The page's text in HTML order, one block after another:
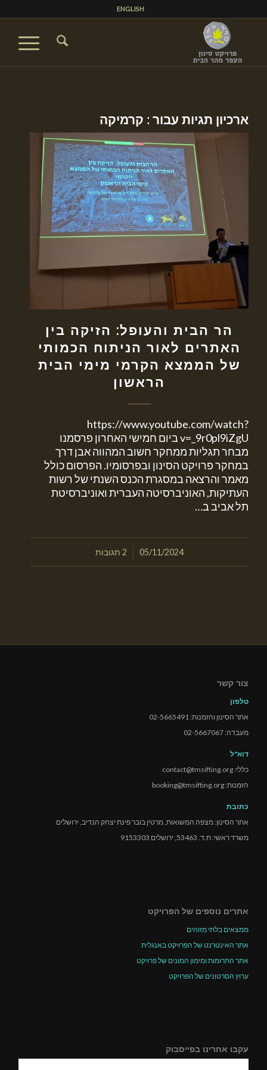
ENGLISH
ארכיון תגיות עבור : קרמיקה
הר הבית והעופל: הזיקה בין
האתרים לאור הניתוח הכמותי
של הממצא הקרמי מימי הבית
הראשון
https://www.youtube.com/watch?
v=_9r0pl9iZgU ביום חמישי האחרון פרסמנו
מבחר תגליות ממחקר חשוב המהווה אבן דרך
במחקר פרויקט הסינון ובפרסומיו. הפרסום כולל
מאמר והרצאה במסגרת הכנס השנתי של רשות
העתיקות, האוניברסיטה העברית ואוניברסיטת
תל אביב ב…
05/11/2024
/ 2 תגובות
צור קשר
טלפון
אתר הסינון והזמנות: 02-5665491
מעבדה: 02-5667067
דוא"ל
כללי: contact@tmsifting.org
הזמנות: booking@tmsifting.org
כתובת
אתר הסינון: מצפה המשואות, מרטין בובר פינת יצחק הנדיב, ירושלים
משרד ראשי: ת.ד. 53463, ירושלים 9153303
אתרים נוספים של הפרויקט
ממצאים בלתי מזוהים
אתר האינטרנט של הפרויקט באנגלית
אתר התרומות ומימון המונים של פרויקט
ערוץ הסרטונים של הפרויקט
עקבו אחרינו בפייסבוק